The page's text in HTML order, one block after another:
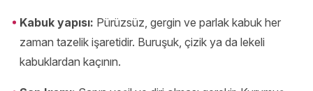
Kabuk yapısı: Pürüzsüz, gergin ve parlak kabuk her
zaman tazelik işaretidir. Buruşuk, çizik ya da lekeli
kabuklardan kaçının.